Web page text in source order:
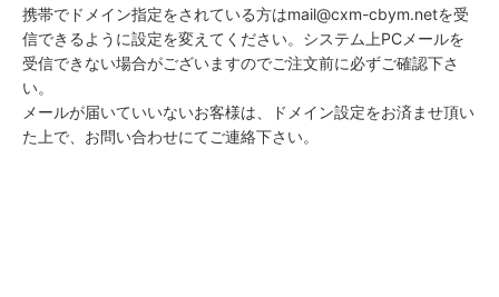
携帯でドメイン指定をされている方はmail@cxm-cbym.netを受
信できるように設定を変えてください。システム上PCメールを
受信できない場合がございますのでご注文前に必ずご確認下さ
い。
メールが届いていいないお客様は、ドメイン設定をお済ませ頂い
た上で、お問い合わせにてご連絡下さい。